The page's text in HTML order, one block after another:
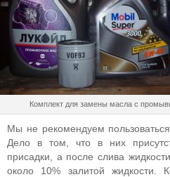
Комплект для замены масла с
Мы не рекомендуем
Дело в том, что в них
присадки, а после слива
около 10% залитой жидкости.